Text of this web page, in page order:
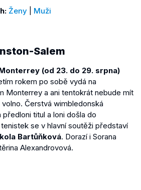
Ženy Muži
Salem
(od 23. do 29. srpna)
rokem po sobě vydá na
Monterrey a ani tentokrát nebude mít
Čerstvá wimbledonská
titul a loni došla do
se v hlavní soutěži představí
Bartůňková. Dorazí i Sorana
Alexandrovová.